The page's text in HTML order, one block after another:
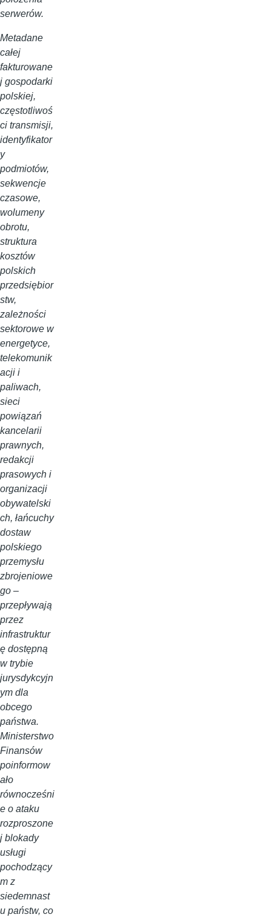
serwerów.
Metadane
całej
fakturowane
j gospodarki
polskiej,
częstotliwoś
ci transmisji,
identyfikator
y
podmiotów,
sekwencje
czasowe,
wolumeny
obrotu,
struktura
kosztów
polskich
przedsiębior
stw,
zależności
sektorowe w
energetyce,
telekomunik
acji i
paliwach,
sieci
powiązań
kancelarii
prawnych,
redakcji
prasowych i
organizacji
obywatelski
ch, łańcuchy
dostaw
polskiego
przemysłu
zbrojeniowe
go –
przepływają
przez
infrastruktur
ę dostępną
w trybie
jurysdykcyjn
ym dla
obcego
państwa.
Ministerstwo
Finansów
poinformow
ało
równocześni
e o ataku
rozproszone
j blokady
usługi
pochodzący
m z
siedemnast
u państw, co